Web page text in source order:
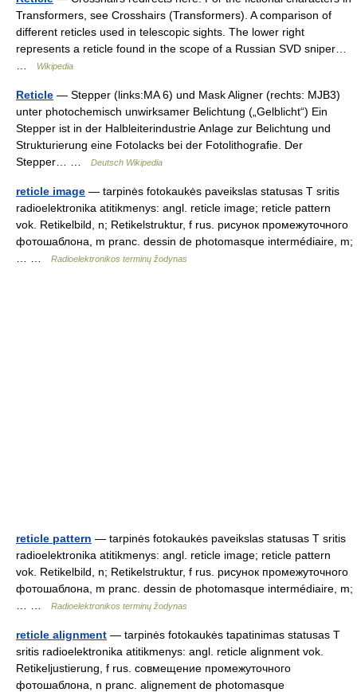
Transformers, see Crosshairs (Transformers). A comparison of
different reticles used in telescopic sights. The lower right
represents a reticle found in the scope of a Russian SVD sniper…
Wikipedia
Reticle — Stepper (links:MA 6) und Mask Aligner (rechts: MJB3)
unter photochemisch unwirksamer Belichtung („Gelblicht“) Ein
Stepper ist in der Halbleiterindustrie Anlage zur Belichtung und
Strukturierung eine Fotolacks bei der Fotolithografie. Der
Stepper… …
Deutsch Wikipedia
reticle image — tarpinės fotokaukės paveikslas statusas T sritis
radioelektronika atitikmenys: angl. reticle image; reticle pattern
vok. Retikelbild, n; Retikelstruktur, f rus. рисунок промежуточного
фотошаблона, m pranc. dessin de photomasque intermédiaire, m;
Radioelektronikos terminų žodynas
reticle pattern — tarpinės fotokaukės paveikslas statusas T sritis
radioelektronika atitikmenys: angl. reticle image; reticle pattern
vok. Retikelbild, n; Retikelstruktur, f rus. рисунок промежуточного
фотошаблона, m pranc. dessin de photomasque intermédiaire, m;
Radioelektronikos terminų žodynas
reticle alignment — tarpinės fotokaukės tapatinimas statusas T
sritis radioelektronika atitikmenys: angl. reticle alignment vok.
Retikeljustierung, f rus. совмещение промежуточного
фотошаблона, n pranc. alignement de photomasque